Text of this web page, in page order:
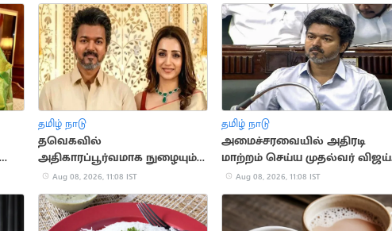
தமிழ் நாடு
தவெகவில்
அதிகாரப்பூர்வமாக நுழையும்
நடிகை த்ரிஷா?
Aug 08, 2026, 11:08 IST
தமிழ் நாடு
அமைச்சரவையில் அதிரடி
மாற்றம் செய்ய முதல்வர் விஜய்
திட்டம்?
Aug 08, 2026, 11:08 IST